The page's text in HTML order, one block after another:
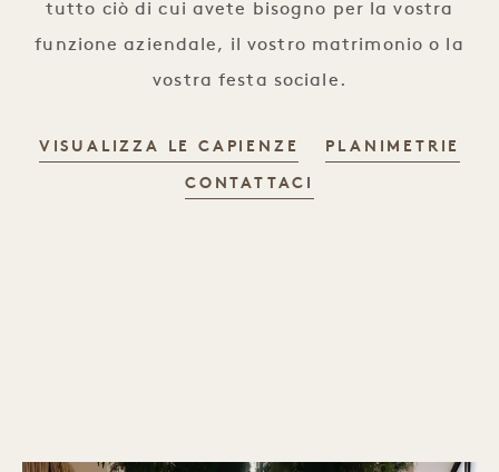
tutto ciò di cui avete bisogno per la vostra
funzione aziendale, il vostro matrimonio o la
vostra festa sociale.
VISUALIZZA LE CAPIENZE PLANIMETRIE
CONTATTACI